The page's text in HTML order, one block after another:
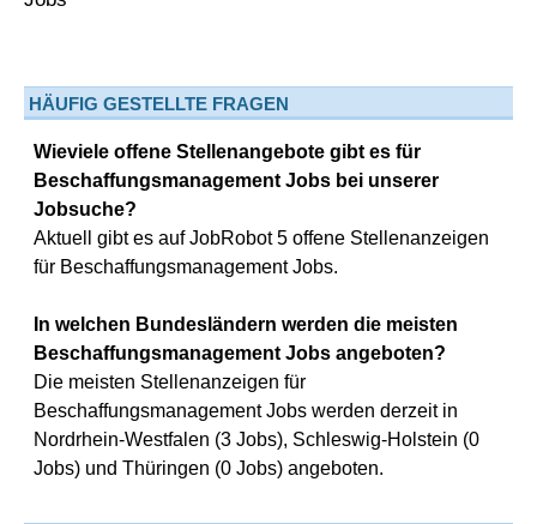
HÄUFIG GESTELLTE FRAGEN
Wieviele offene Stellenangebote gibt es für
Beschaffungsmanagement Jobs bei unserer
Jobsuche?
Aktuell gibt es auf JobRobot 5 offene Stellenanzeigen
für Beschaffungsmanagement Jobs.
In welchen Bundesländern werden die meisten
Beschaffungsmanagement Jobs angeboten?
Die meisten Stellenanzeigen für
Beschaffungsmanagement Jobs werden derzeit in
Nordrhein-Westfalen (3 Jobs), Schleswig-Holstein (0
Jobs) und Thüringen (0 Jobs) angeboten.